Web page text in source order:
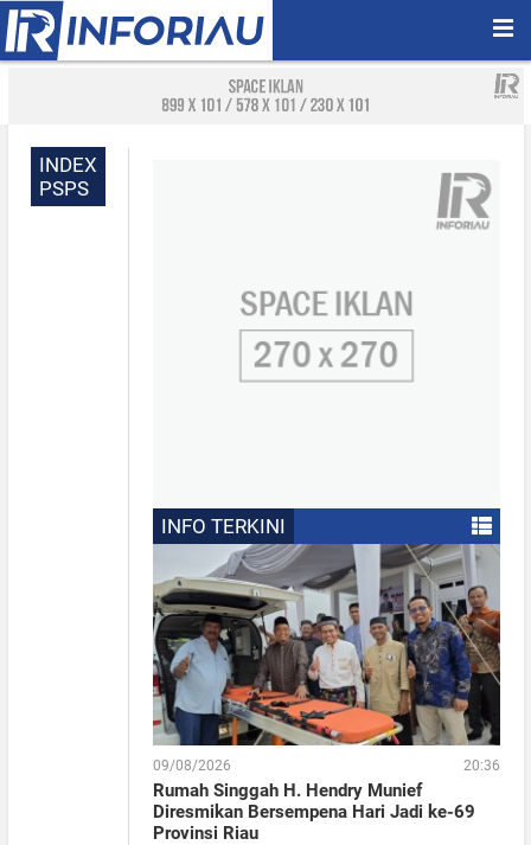
INDEX
PSPS
INFO TERKINI
09/08/2026 20:36
Rumah Singgah H. Hendry Munief
Diresmikan Bersempena Hari Jadi ke-69
Provinsi Riau